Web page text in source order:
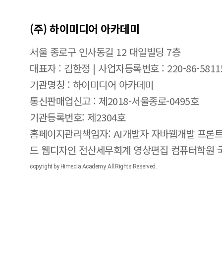
(주) 하이미디어 아카데미
서울 종로구 인사동길 12 대일빌딩 7층
대표자 : 김한정 | 사업자등록번호 : 220-86-
기관명칭 : 하이미디어 아카데미
통신판매업신고 : 제2018-서울종로-0495호
기관등록번호: 제2304호
홈페이지관리책임자: AI개발자 자바웹개발 프론
드 웹디자인 전산세무회계 영상편집 컴퓨터학원
copyright by Himedia Academy. All Rights Reserved.